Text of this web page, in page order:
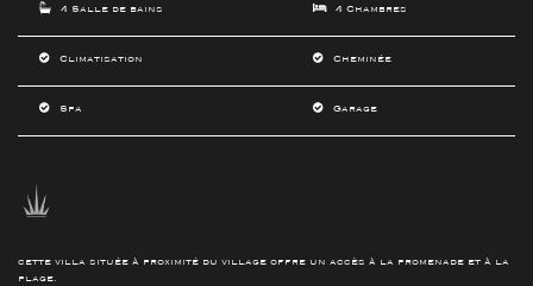
4 Salle de bains 4 Chambres
Climatisation Cheminée
Spa Garage
cette villa située à proximité du village offre un accès à la promenade et à la
plage.